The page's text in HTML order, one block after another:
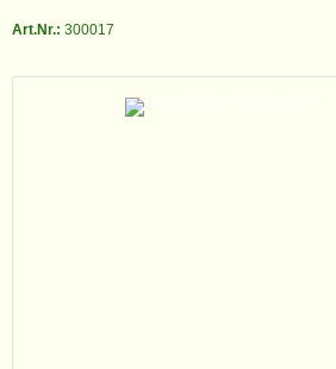
Art.Nr.: 300017